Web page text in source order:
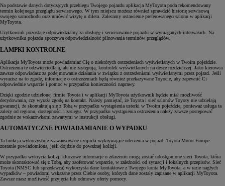
Na podstawie danych dotyczących przebiegu Twojego pojazdu aplikacja MyToyota poda rekomendowany
termin kolejnego przeglądu serwisowego. W tym miejscu możesz również sprawdzić historię serwisową
swojego samochodu oraz umówić wizytę u dilera. Zalecamy ustawienie preferowanego salonu w aplikacji
MyToyota.
Użytkownik pozostaje odpowiedzialny za obsługę i serwisowanie pojazdu w wymaganych interwałach. Na
użytkowniku pojazdu spoczywa odpowiedzialność pilnowania terminów przeglądów.
LAMPKI KONTROLNE
Aplikacja MyToyota może powiadamiać Cię o niektórych ostrzeżeniach wyświetlanych w Twoim pojeździe.
Ostrzeżenia te odzwierciedlają, ale nie zastępują, kontrolek wyświetlanych na desce rozdzielczej. Jako kierowca
zawsze odpowiadasz za podejmowanie działania w związku z ostrzeżeniami wyświetlanymi przez pojazd. Jeśli
wyrazisz na to zgodę, informacje o ostrzeżeniach będą również przekazywane Toyocie, aby zapewnić Ci
odpowiednie wsparcie i pomoc w przypadku konieczności naprawy.
Dzięki zgodzie udzielonej firmie Toyota i w aplikacji MyToyota użytkownik będzie miał możliwość
decydowania, czy wyraża zgodę na kontakt. Należy pamiętać, że Toyota i sieć salonów Toyoty nie udzielają
gwarancji, że skontaktują się z Tobą w przypadku wystąpienia usterki w Twoim pojeździe, ponieważ usługa ta
zależy od regionu, dostępności i zasięgu. W przypadku wystąpienia ostrzeżenia należy zawsze postępować
zgodnie ze wskazówkami zawartymi w instrukcji obsługi.
AUTOMATYCZNE POWIADAMIANIE O WYPADKU
Ta funkcja wykorzystuje zaawansowane czujniki wykrywające uderzenia w pojazd. Toyota Motor Europe
zostanie powiadomiona, jeśli dojdzie do poważnej kolizji.
W przypadku wykrycia kolizji kluczowe informacje o zdarzeniu mogą zostać udostępnione sieci Toyota, która
może skontaktować się z Tobą, aby zaoferować wsparcie, w zależności od sytuacji i lokalnych przepisów. Sieć
Toyota (NMSC lub sprzedawca) wykorzysta dane kontaktowe z Twojego konta MyToyota, a w razie nagłych
wypadków – powiadomi wskazane przez Ciebie osoby, których dane zostały zapisane w aplikacji MyToyota.
Zawsze masz możliwość przyjęcia lub odmowy oferty pomocy.